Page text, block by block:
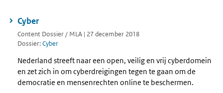
Cyber
Content Dossier / MLA | 27 december 2018
Dossier:Cyber
Nederland streeft naar een open, veilig en vrij cyberdomein
en zet zich in om cyberdreigingen tegen te gaan om de
democratie en mensenrechten online te beschermen.